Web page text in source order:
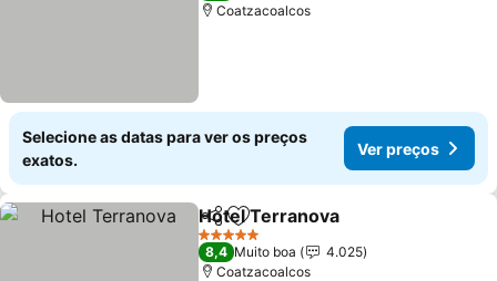
Coatzacoalcos
Selecione as datas para ver os preços
exatos.
Ver preços
PartilharAdicionar aos favoritos
Hotel Terranova
5 Estrelas
8,4 Muito boa
4.025
Coatzacoalcos